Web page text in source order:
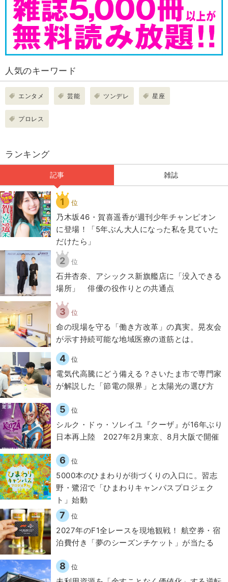
人気のキーワード
エンタメ 芸能 ツンデレ 星座
プロレス
ランキング
記事 雑誌
1 位
乃木坂46・賀喜遥香が週刊少年チャンピオン
に登場！「5年ぶん大人になった私を見ていた
だけたら」
2 位
石井杏奈、アシックス新旗艦店に「没入できる
場所」 俳優の役作りとの共通点
3 位
​命の現場を守る「働き方改革」の真実。晃友会
が示す持続可能な地域医療の道筋とは。
4 位
電気代高騰にどう備える？さいたま市で専門家
が解説した「節電の限界」と太陽光の選び方
5 位
シルク・ドゥ・ソレイユ『クーザ』が16年ぶり
日本再上陸 2027年2月東京、8月大阪で開催
6 位
5000本のひまわりが街づくりの入口に。習志
野・鷺沼で「ひまわりキャンパスプロジェク
ト」始動
7 位
2027年のF1全レースを現地観戦！ 航空券・宿
泊費付き「夢のシーズンチケット」が当たる
8 位